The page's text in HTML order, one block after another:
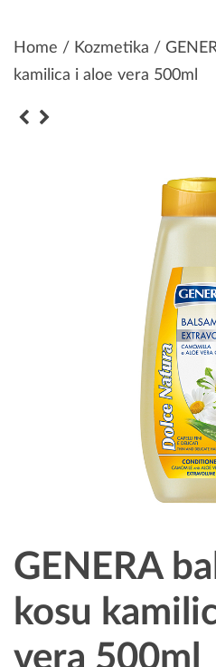
Home / Kozmetika /
kamilica i aloe vera 500ml
GENERA
kosu
vera 500ml